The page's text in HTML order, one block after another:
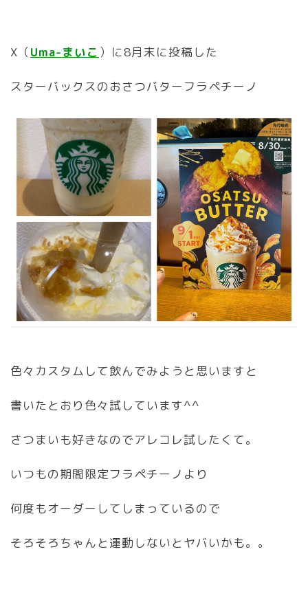
X（Uma-まいこ ）に8月末に投稿した
スターバックスのおさつバターフラペチーノ
色々カスタムして飲んでみようと思いますと
書いたとおり色々試しています^^
さつまいも好きなのでアレコレ試したくて。
いつもの期間限定フラペチーノより
何度もオーダーしてしまっているので
そろそろちゃんと運動しないとヤバいかも。。